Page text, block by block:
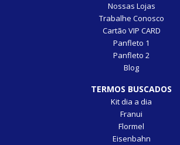
Nossas Lojas
Trabalhe Conosco
Cartão VIP CARD
Panfleto 1
Panfleto 2
Blog
TERMOS BUSCADOS
Kit dia a dia
Franui
Flormel
Eisenbahn